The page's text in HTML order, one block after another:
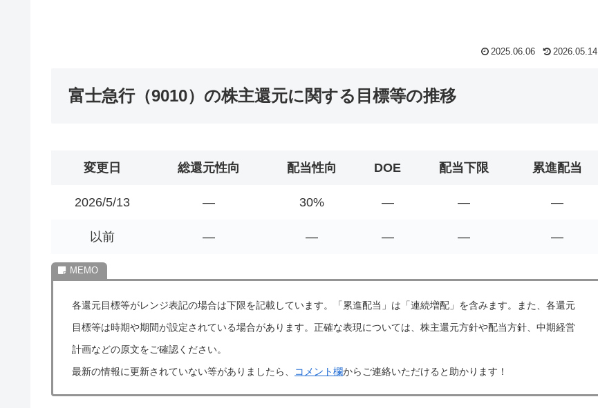
2025.06.06 2026.05.14
富士急行（9010）の株主還元に関する目標等の推移
変更日 総還元性向 配当性向 DOE 配当下限 累進配当
2026/5/13 ― 30% ― ― ―
以前 ― ― ― ― ―
各還元目標等がレンジ表記の場合は下限を記載しています。「累進配当」は「連続増配」を含みます。また、各還元
目標等は時期や期間が設定されている場合があります。正確な表現については、株主還元方針や配当方針、中期経営
計画などの原文をご確認ください。
最新の情報に更新されていない等がありましたら、
コメント欄からご連絡いただけると助かります！